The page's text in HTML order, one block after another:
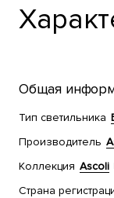
Общая
Тип светильника
Производитель
Коллекция Ascoli
Страна